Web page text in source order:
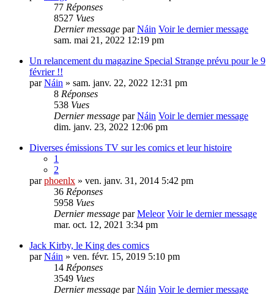
77 Réponses
8527 Vues
Dernier message parNáin Voir le dernier message
sam. mai 21, 2022 12:19 pm
Un relancement du magazine Special Strange prévu pour le 9
février !!
parNáin » sam. janv. 22, 2022 12:31 pm
8 Réponses
538 Vues
Dernier message parNáin Voir le dernier message
dim. janv. 23, 2022 12:06 pm
Diverses émissions TV sur les comics et leur histoire
1
2
parphoenlx » ven. janv. 31, 2014 5:42 pm
36 Réponses
5958 Vues
Dernier message parMeleor Voir le dernier message
mar. oct. 12, 2021 3:34 pm
Jack Kirby, le King des comics
parNáin » ven. févr. 15, 2019 5:10 pm
14 Réponses
3549 Vues
Dernier message parNáin Voir le dernier message